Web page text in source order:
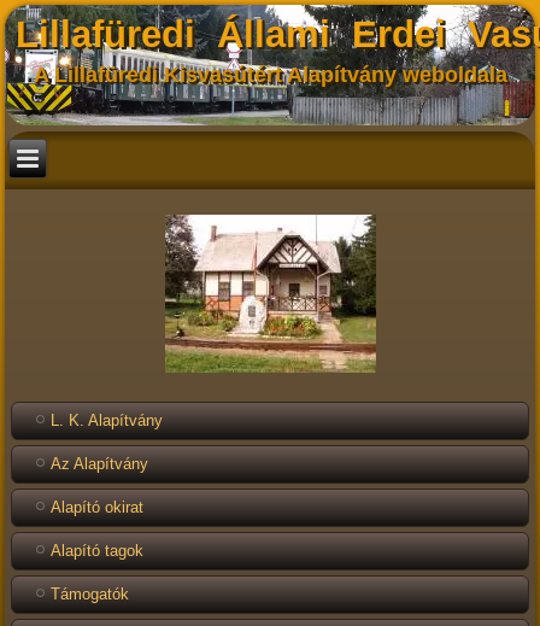
Lillafüredi Állami Erdei
A Lillafüredi Kisvasútért Alapítvány weboldala
L. K. Alapítvány
Az Alapítvány
Alapító okirat
Alapító tagok
Támogatók